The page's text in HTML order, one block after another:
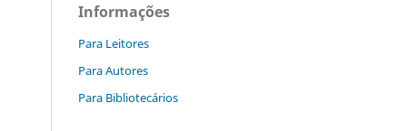
Informações
Para Leitores
Para Autores
Para Bibliotecários